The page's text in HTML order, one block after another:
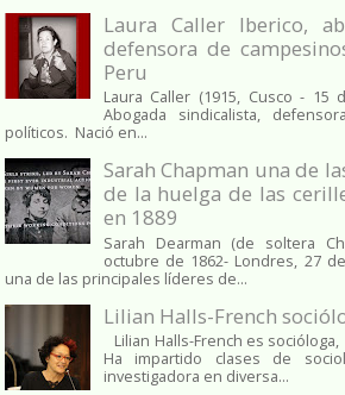
Laura Caller Iberico,
defensora de
Peru
Laura Caller (1915, Cusco - 15
Abogada sindicalista,
políticos. Nació en...
Sarah Chapman una de
de la huelga de las
en 1889
Sarah Dearman (de soltera
octubre de 1862​- Londres, 27
una de las principales líderes de...
Lilian Halls-French
Lilian Halls-French es
Ha impartido clases de
investigadora en diversa...